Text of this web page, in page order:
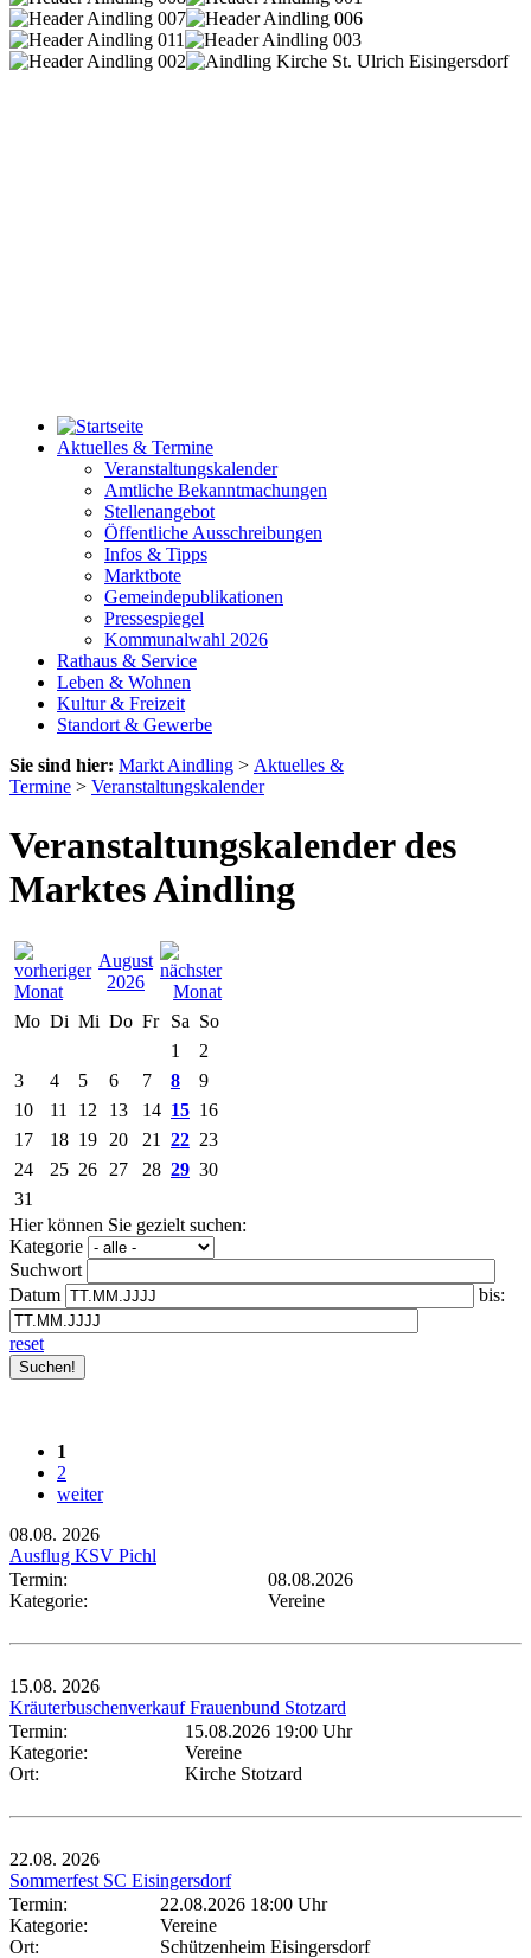
Aktuelles & Termine
Veranstaltungskalender
Amtliche Bekanntmachungen
Stellenangebot
Öffentliche Ausschreibungen
Infos & Tipps
Marktbote
Gemeindepublikationen
Pressespiegel
Kommunalwahl 2026
Rathaus & Service
Leben & Wohnen
Kultur & Freizeit
Standort & Gewerbe
Sie sind hier: Markt Aindling > Aktuelles &
Termine > Veranstaltungskalender
Veranstaltungskalender des
Marktes Aindling
August
2026
Mo Di Mi Do Fr Sa So
1
2
3
4 5 6 7 8
9
10
11 12 13 14 15 16
17
18 19 20 21 22 23
24
25 26 27 28 29 30
31
Hier können Sie gezielt suchen:
Kategorie
Suchwort
Datum
bis:
reset
1
2
weiter
08.08. 2026
Ausflug KSV Pichl
Termin:
08.08.2026
Kategorie:
Vereine
15.08. 2026
Kräuterbuschenverkauf Frauenbund Stotzard
Termin:
15.08.2026 19:00 Uhr
Kategorie:
Vereine
Ort:
Kirche Stotzard
22.08. 2026
Sommerfest SC Eisingersdorf
Termin:
22.08.2026 18:00 Uhr
Kategorie:
Vereine
Ort:
Schützenheim Eisingersdorf